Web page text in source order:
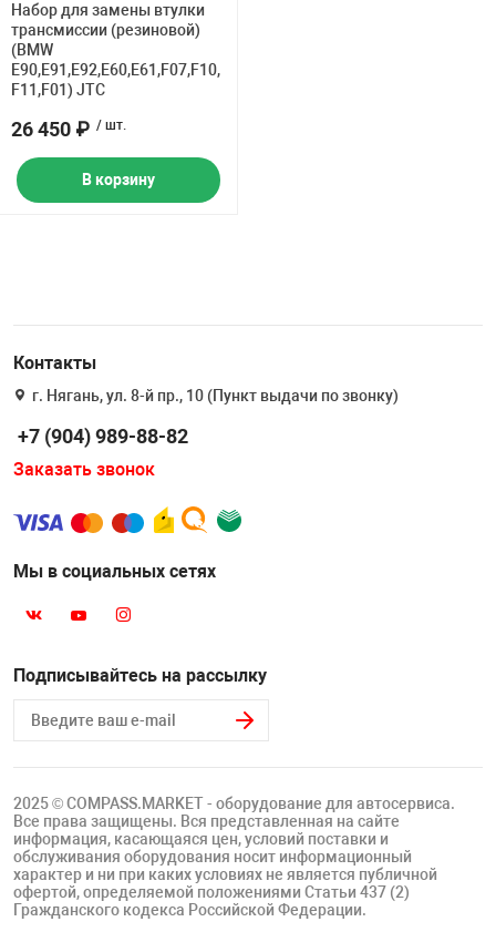
Набор для замены втулки
трансмиссии (резиновой)
(BMW
E90,E91,E92,E60,E61,F07,F10,
F11,F01) JTC
26 450 ₽ / шт.
В корзину
Контакты
г. Нягань, ул. 8-й пр., 10 (Пункт выдачи по звонку)
+7 (904) 989-88-82
Заказать звонок
Мы в социальных сетях
Подписывайтесь на рассылку
2025 © COMPASS.MARKET - оборудование для автосервиса.
Все права защищены. Вся представленная на сайте
информация, касающаяся цен, условий поставки и
обслуживания оборудования носит информационный
характер и ни при каких условиях не является публичной
офертой, определяемой положениями Статьи 437 (2)
Гражданского кодекса Российской Федерации.